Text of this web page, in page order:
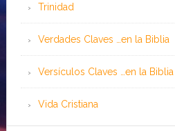
Trinidad
Verdades Claves …en la Biblia
Versículos Claves …en la Biblia
Vida Cristiana